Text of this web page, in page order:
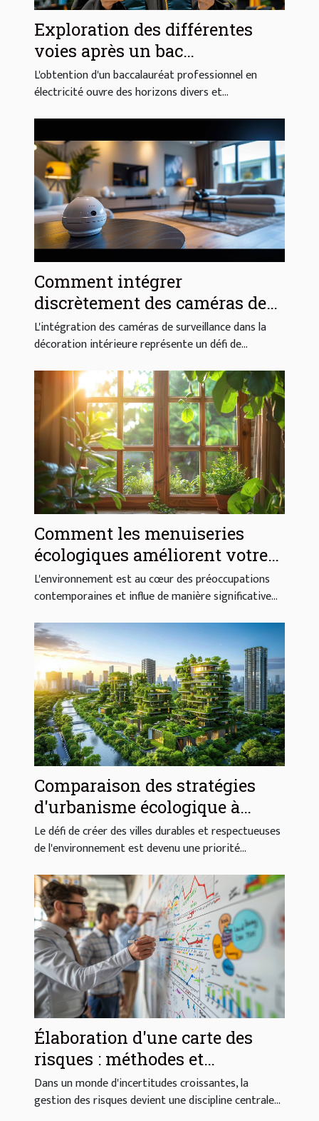
Exploration des différentes
voies après un bac
professionnel en électricité
L'obtention d'un baccalauréat professionnel en
électricité ouvre des horizons divers et...
Comment intégrer
discrètement des caméras de
surveillance dans la
décoration intérieure
L'intégration des caméras de surveillance dans la
décoration intérieure représente un défi de...
Comment les menuiseries
écologiques améliorent votre
habitat
L'environnement est au cœur des préoccupations
contemporaines et influe de manière significative...
Comparaison des stratégies
d'urbanisme écologique à
travers le monde
Le défi de créer des villes durables et respectueuses
de l'environnement est devenu une priorité...
Élaboration d'une carte des
risques : méthodes et
avantages
Dans un monde d'incertitudes croissantes, la
gestion des risques devient une discipline centrale...